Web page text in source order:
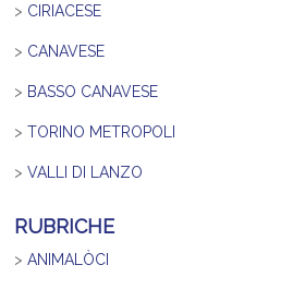
> CIRIACESE
> CANAVESE
> BASSO CANAVESE
>TORINO METROPOLI
>VALLI DI LANZO
RUBRICHE
>ANIMALÒCI